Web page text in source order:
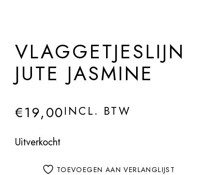
VLAGGETJESLIJN
JUTE JASMINE
€19,00INCL. BTW
Uitverkocht
TOEVOEGEN AAN VERLANGLIJST